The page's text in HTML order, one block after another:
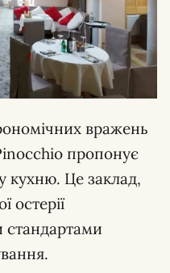
вражень
пропонує
кухню. Це заклад,
остерії
стандартами